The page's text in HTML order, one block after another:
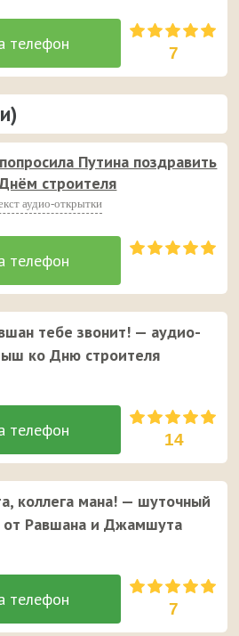
7
Путина поздравить
строителя
аудио-открытки
тебе звонит! — аудио-
ко Дню строителя
14
коллега мана! — шуточный
от Равшана и Джамшута
7